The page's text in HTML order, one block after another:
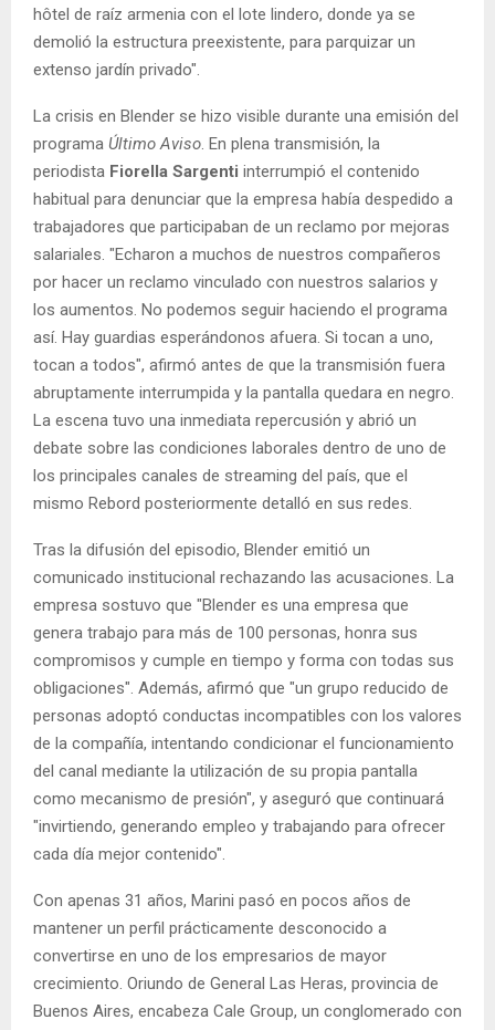
hôtel de raíz armenia con el lote lindero, donde ya se
demolió la estructura preexistente, para parquizar un
extenso jardín privado".
La crisis en Blender se hizo visible durante una emisión del
programa Último Aviso. En plena transmisión, la
periodista Fiorella Sargenti interrumpió el contenido
habitual para denunciar que la empresa había despedido a
trabajadores que participaban de un reclamo por mejoras
salariales. "Echaron a muchos de nuestros compañeros
por hacer un reclamo vinculado con nuestros salarios y
los aumentos. No podemos seguir haciendo el programa
así. Hay guardias esperándonos afuera. Si tocan a uno,
tocan a todos", afirmó antes de que la transmisión fuera
abruptamente interrumpida y la pantalla quedara en negro.
La escena tuvo una inmediata repercusión y abrió un
debate sobre las condiciones laborales dentro de uno de
los principales canales de streaming del país, que el
mismo Rebord posteriormente detalló en sus redes.
Tras la difusión del episodio, Blender emitió un
comunicado institucional rechazando las acusaciones. La
empresa sostuvo que "Blender es una empresa que
genera trabajo para más de 100 personas, honra sus
compromisos y cumple en tiempo y forma con todas sus
obligaciones". Además, afirmó que "un grupo reducido de
personas adoptó conductas incompatibles con los valores
de la compañía, intentando condicionar el funcionamiento
del canal mediante la utilización de su propia pantalla
como mecanismo de presión", y aseguró que continuará
"invirtiendo, generando empleo y trabajando para ofrecer
cada día mejor contenido".
Con apenas 31 años, Marini pasó en pocos años de
mantener un perfil prácticamente desconocido a
convertirse en uno de los empresarios de mayor
crecimiento. Oriundo de General Las Heras, provincia de
Buenos Aires, encabeza Cale Group, un conglomerado con